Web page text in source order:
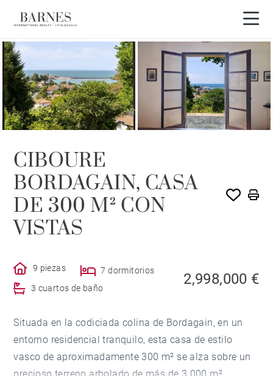
CIBOURE
BORDAGAIN, CASA
DE 300 M² CON
VISTAS
9 piezas
7 dormitorios
3 cuartos de baño
2,998,000 €
Situada en la codiciada colina de Bordagain, en un
entorno residencial tranquilo, esta casa de estilo
vasco de aproximadamente 300 m² se alza sobre un